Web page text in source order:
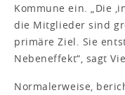
Kommune ein. „Die
die Mitglieder sind
primäre Ziel. Sie
Nebeneffekt“, sagt
Normalerweise,